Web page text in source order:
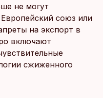
не могут
союз или
на экспорт в
включают
сжиженного